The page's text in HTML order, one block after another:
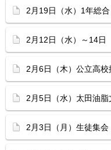
2月19日（水）1年総
2月12日（水）～14日
2月6日（木）公立高
2月5日（水）太田油脂
2月3日（月）生徒集会